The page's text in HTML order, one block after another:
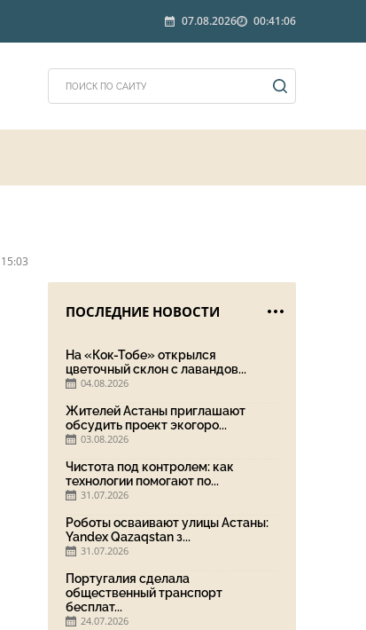
07.08.2026 00:41:06
15:03
ПОСЛЕДНИЕ НОВОСТИ
На «Кок-Тобе» открылся
цветочный склон с лавандов...
04.08.2026
Жителей Астаны приглашают
обсудить проект экогоро...
03.08.2026
Чистота под контролем: как
технологии помогают по...
31.07.2026
Роботы осваивают улицы Астаны:
Yandex Qazaqstan з...
31.07.2026
Португалия сделала
общественный транспорт
бесплат...
24.07.2026